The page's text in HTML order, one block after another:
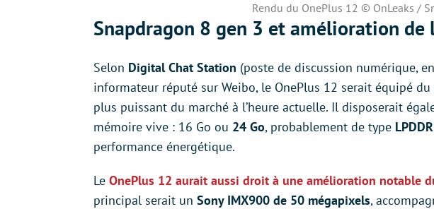
Rendu du OnePlus 12 © OnLeaks /
Snapdragon 8 gen 3 et amélioration de
Selon Digital Chat Station (poste de discussion numérique,
informateur réputé sur Weibo, le OnePlus 12 serait équipé du
plus puissant du marché à l’heure actuelle. Il disposerait
mémoire vive : 16 Go ou 24 Go, probablement de type
performance énergétique.
Le OnePlus 12 aurait aussi droit à une amélioration notable
principal serait un Sony IMX900 de 50 mégapixels,